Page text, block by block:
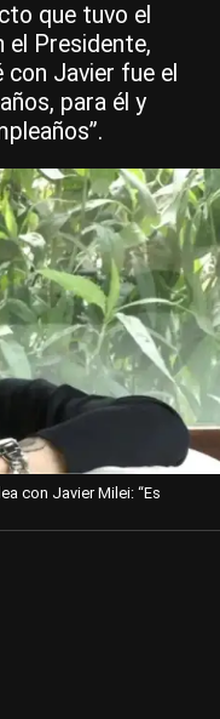
que tuvo el
el Presidente,
con Javier fue el
para él y
con Javier Milei: “Es